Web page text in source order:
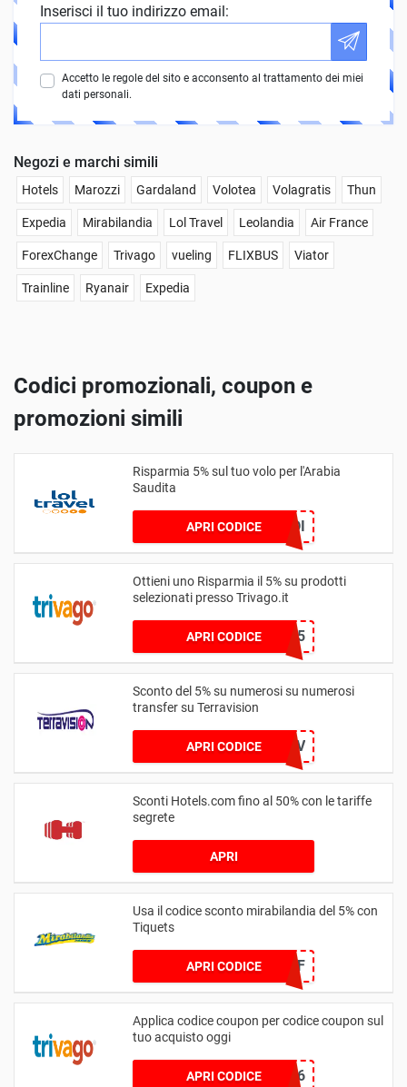
Inserisci il tuo indirizzo email:
Accetto le regole del sito e acconsento al trattamento dei miei
dati personali.
Negozi e marchi simili
Hotels Marozzi Gardaland Volotea Volagratis Thun
Expedia Mirabilandia Lol Travel Leolandia Air France
ForexChange Trivago vueling FLIXBUS Viator
Trainline Ryanair Expedia
Codici promozionali, coupon e
promozioni simili
Risparmia 5% sul tuo volo per l'Arabia
Saudita
APRI CODICELOLSAUDI
Ottieni uno Risparmia il 5% su prodotti
selezionati presso Trivago.it
APRI CODICEWELCOME5
Sconto del 5% su numerosi su numerosi
transfer su Terravision
APRI CODICE
TER5MONDOV
Sconti Hotels.com fino al 50% con le tariffe
segrete
APRI
Usa il codice sconto mirabilandia del 5% con
Tiquets
APRI CODICEFIRST5OFF
Applica codice coupon per codice coupon sul
tuo acquisto oggi
APRI CODICE8CC6CAF6